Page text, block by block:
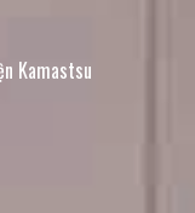
Kamastsu